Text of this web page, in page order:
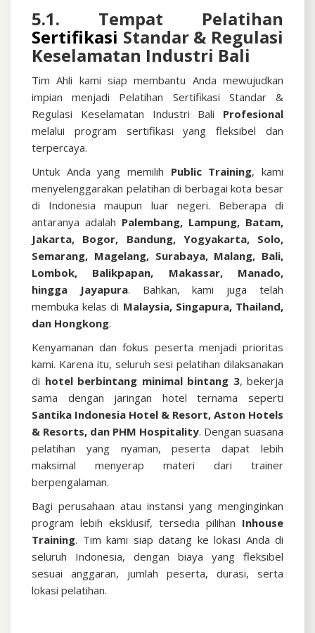
5.1. Tempat Pelatihan
Sertifikasi Standar & Regulasi
Keselamatan Industri Bali
Tim Ahli kami siap membantu Anda mewujudkan
impian menjadi Pelatihan Sertifikasi Standar &
Regulasi Keselamatan Industri Bali Profesional
melalui program sertifikasi yang fleksibel dan
terpercaya.
Untuk Anda yang memilih Public Training, kami
menyelenggarakan pelatihan di berbagai kota besar
di Indonesia maupun luar negeri. Beberapa di
antaranya adalah Palembang, Lampung, Batam,
Jakarta, Bogor, Bandung, Yogyakarta, Solo,
Semarang, Magelang, Surabaya, Malang, Bali,
Lombok, Balikpapan, Makassar, Manado,
hingga Jayapura. Bahkan, kami juga telah
membuka kelas di Malaysia, Singapura, Thailand,
dan Hongkong.
Kenyamanan dan fokus peserta menjadi prioritas
kami. Karena itu, seluruh sesi pelatihan dilaksanakan
di hotel berbintang minimal bintang 3, bekerja
sama dengan jaringan hotel ternama seperti
Santika Indonesia Hotel & Resort, Aston Hotels
& Resorts, dan PHM Hospitality. Dengan suasana
pelatihan yang nyaman, peserta dapat lebih
maksimal menyerap materi dari trainer
berpengalaman.
Bagi perusahaan atau instansi yang menginginkan
program lebih eksklusif, tersedia pilihan Inhouse
Training. Tim kami siap datang ke lokasi Anda di
seluruh Indonesia, dengan biaya yang fleksibel
sesuai anggaran, jumlah peserta, durasi, serta
lokasi pelatihan.